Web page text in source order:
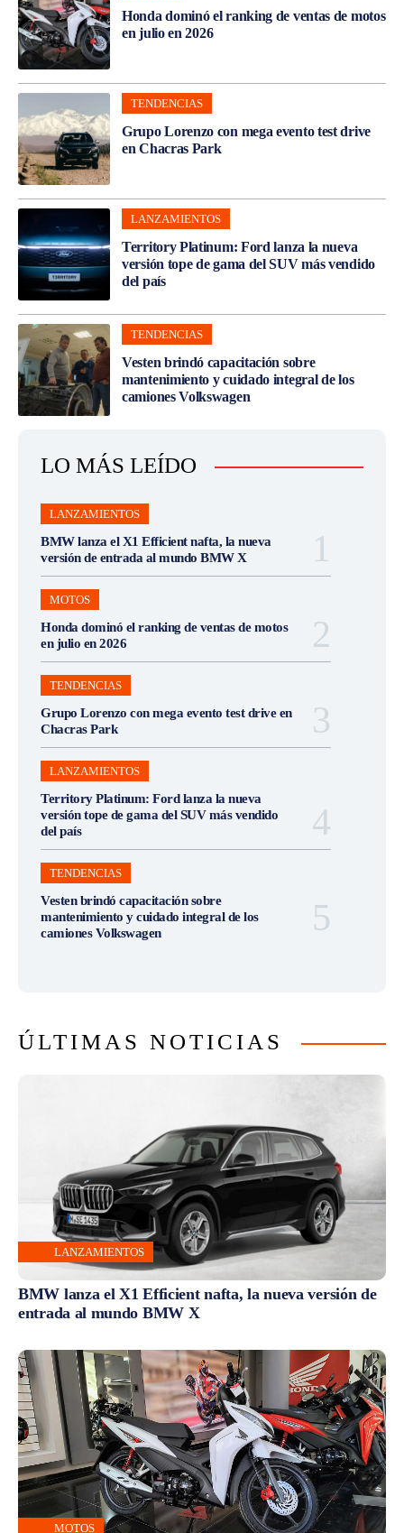
Honda dominó el ranking de ventas de motos
en julio en 2026
TENDENCIAS
Grupo Lorenzo con mega evento test drive
en Chacras Park
LANZAMIENTOS
Territory Platinum: Ford lanza la nueva
versión tope de gama del SUV más vendido
del país
TENDENCIAS
Vesten brindó capacitación sobre
mantenimiento y cuidado integral de los
camiones Volkswagen
LO MÁS LEÍDO
LANZAMIENTOS
BMW lanza el X1 Efficient nafta, la nueva
versión de entrada al mundo BMW X
MOTOS
Honda dominó el ranking de ventas de motos
en julio en 2026
TENDENCIAS
Grupo Lorenzo con mega evento test drive en
Chacras Park
LANZAMIENTOS
Territory Platinum: Ford lanza la nueva
versión tope de gama del SUV más vendido
del país
TENDENCIAS
Vesten brindó capacitación sobre
mantenimiento y cuidado integral de los
camiones Volkswagen
ÚLTIMAS NOTICIAS
LANZAMIENTOS
BMW lanza el X1 Efficient nafta, la nueva versión de
entrada al mundo BMW X
MOTOS